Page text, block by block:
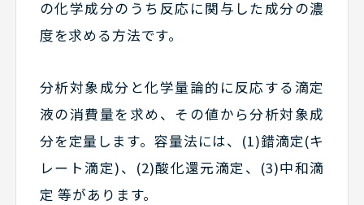
の化学成分のうち反応に関与した成分の濃
度を求める方法です。
分析対象成分と化学量論的に反応する滴定
液の消費量を求め、その値から分析対象成
分を定量します。容量法には、(1)錯滴定(キ
レート滴定)、(2)酸化還元滴定、(3)中和滴
定 等があります。